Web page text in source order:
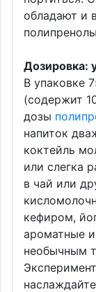
обладают и
Дозировка:
В упаковке
(содержит
дозы
напиток
коктейль
или слегка
в чай или
кефиром,
ароматные
необычным